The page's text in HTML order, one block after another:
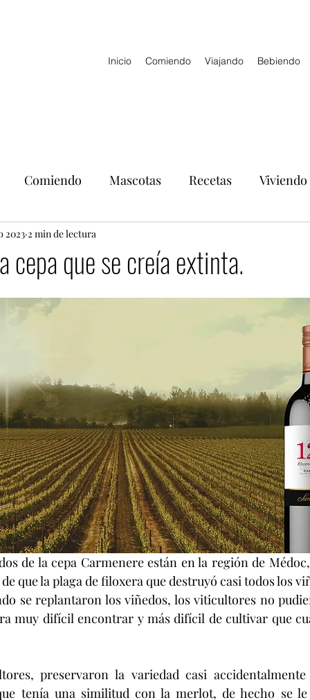
Inicio Comiendo Viajando Bebiendo
Comiendo Mascotas Recetas Viviendo
cepa que se creía extinta.
2023 2 min de lectura
de la cepa Carmenere están en la región de
que la plaga de filoxera que destruyó casi todos los
se replantaron los viñedos, los viticultores no
muy difícil encontrar y más difícil de cultivar que
preservaron la variedad casi
tenía una similitud con la merlot, de hecho se